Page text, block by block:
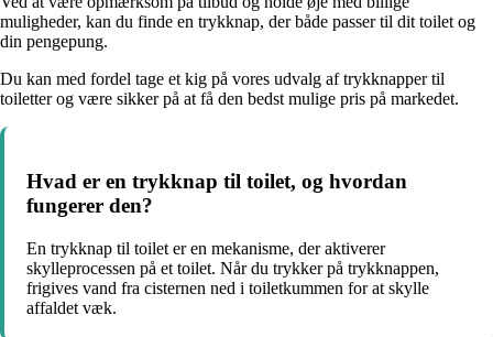
muligheder, kan du finde en trykknap, der både passer til dit toilet og
din pengepung.
Du kan med fordel tage et kig på vores udvalg af trykknapper til
toiletter og være sikker på at få den bedst mulige pris på markedet.
Hvad er en trykknap til toilet, og hvordan
fungerer den?
En trykknap til toilet er en mekanisme, der aktiverer
skylleprocessen på et toilet. Når du trykker på trykknappen,
frigives vand fra cisternen ned i toiletkummen for at skylle
affaldet væk.